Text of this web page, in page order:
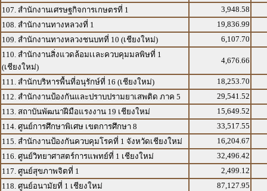
107. สำนักงานเศรษฐกิจการเกษตรที่ 1
3,948.58
108. สำนักงานทางหลวงที่ 1
19,836.99
109. สำนักงานทางหลวงชนบทที่ 10 (เชียงใหม่)
6,107.70
110. สำนักงานสิ่งแวดล้อมเเละควบคุมมลพิษที่ 1
(เชียงใหม่)
4,676.66
111. สำนักบริหารพื้นที่อนุรักษ์ที่ 16 (เชียงใหม่)
18,253.70
112. สำนักงานป้องกันและปราบปรามยาเสพติด ภาค 5
29,541.52
113. สถาบันพัฒนาฝีมือแรงงาน 19 เชียงใหม่
15,649.52
114. ศูนย์การศึกษาพิเศษ เขตการศึกษา 8
33,517.55
115. สำนักงานป้องกันควบคุมโรคที่ 1 จังหวัดเชียงใหม่
16,204.67
116. ศูนย์วิทยาศาสตร์การแพทย์ที่ 1 เชียงใหม่
32,496.42
117. ศูนย์สุขภาพจิตที่ 1
2,499.12
118. ศูนย์อนามัยที่ 1 เชียงใหม่
87,127.95